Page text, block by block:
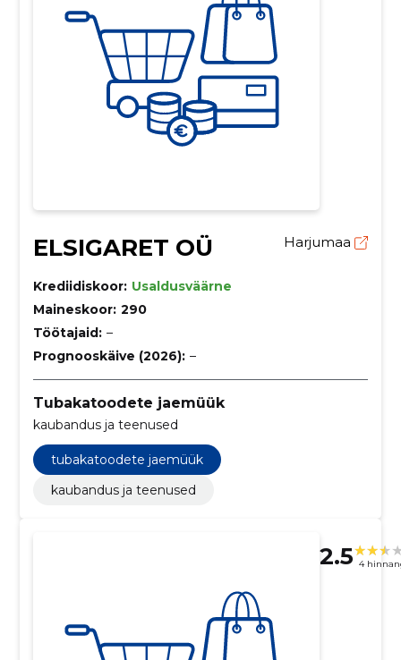
ELSIGARET OÜ Harjumaa
Krediidiskoor: Usaldusväärne
Maineskoor: 290
Töötajaid: –
Prognooskäive (2026): –
Tubakatoodete jaemüük
kaubandus ja teenused
tubakatoodete jaemüük
kaubandus ja teenused
2.5 4